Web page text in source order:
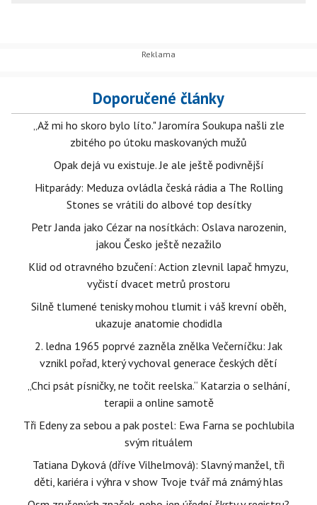
Doporučené články
„Až mi ho skoro bylo líto." Jaromíra Soukupa našli zle
zbitého po útoku maskovaných mužů
Opak dejá vu existuje. Je ale ještě podivnější
Hitparády: Meduza ovládla česká rádia a The Rolling
Stones se vrátili do albové top desítky
Petr Janda jako Cézar na nosítkách: Oslava narozenin,
jakou Česko ještě nezažilo
Klid od otravného bzučení: Action zlevnil lapač hmyzu,
vyčistí dvacet metrů prostoru
Silně tlumené tenisky mohou tlumit i váš krevní oběh,
ukazuje anatomie chodidla
2. ledna 1965 poprvé zazněla znělka Večerníčku: Jak
vznikl pořad, který vychoval generace českých dětí
„Chci psát písničky, ne točit reelska.“ Katarzia o selhání,
terapii a online samotě
Tři Edeny za sebou a pak postel: Ewa Farna se pochlubila
svým rituálem
Tatiana Dyková (dříve Vilhelmová): Slavný manžel, tři
děti, kariéra i výhra v show Tvoje tvář má známý hlas